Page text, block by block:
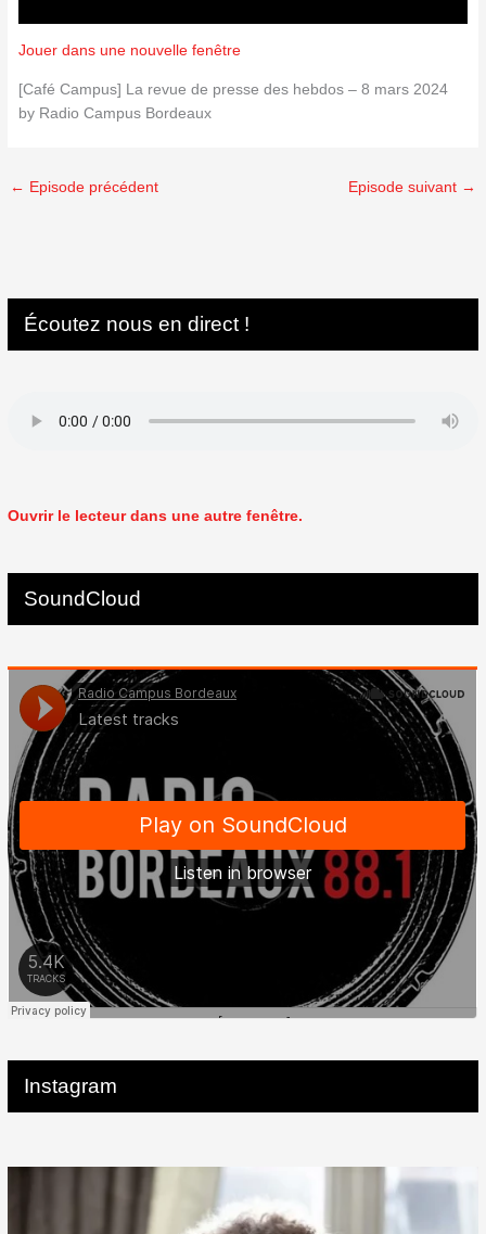
Jouer dans une nouvelle fenêtre
[Café Campus] La revue de presse des hebdos – 8 mars 2024
by Radio Campus Bordeaux
← Episode précédent Episode suivant →
Écoutez nous en direct !
Ouvrir le lecteur dans une autre fenêtre.
SoundCloud
Instagram